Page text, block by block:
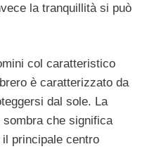
la tranquillità si può
col caratteristico
è caratterizzato da
dal sole. La
sombra che significa
il principale centro